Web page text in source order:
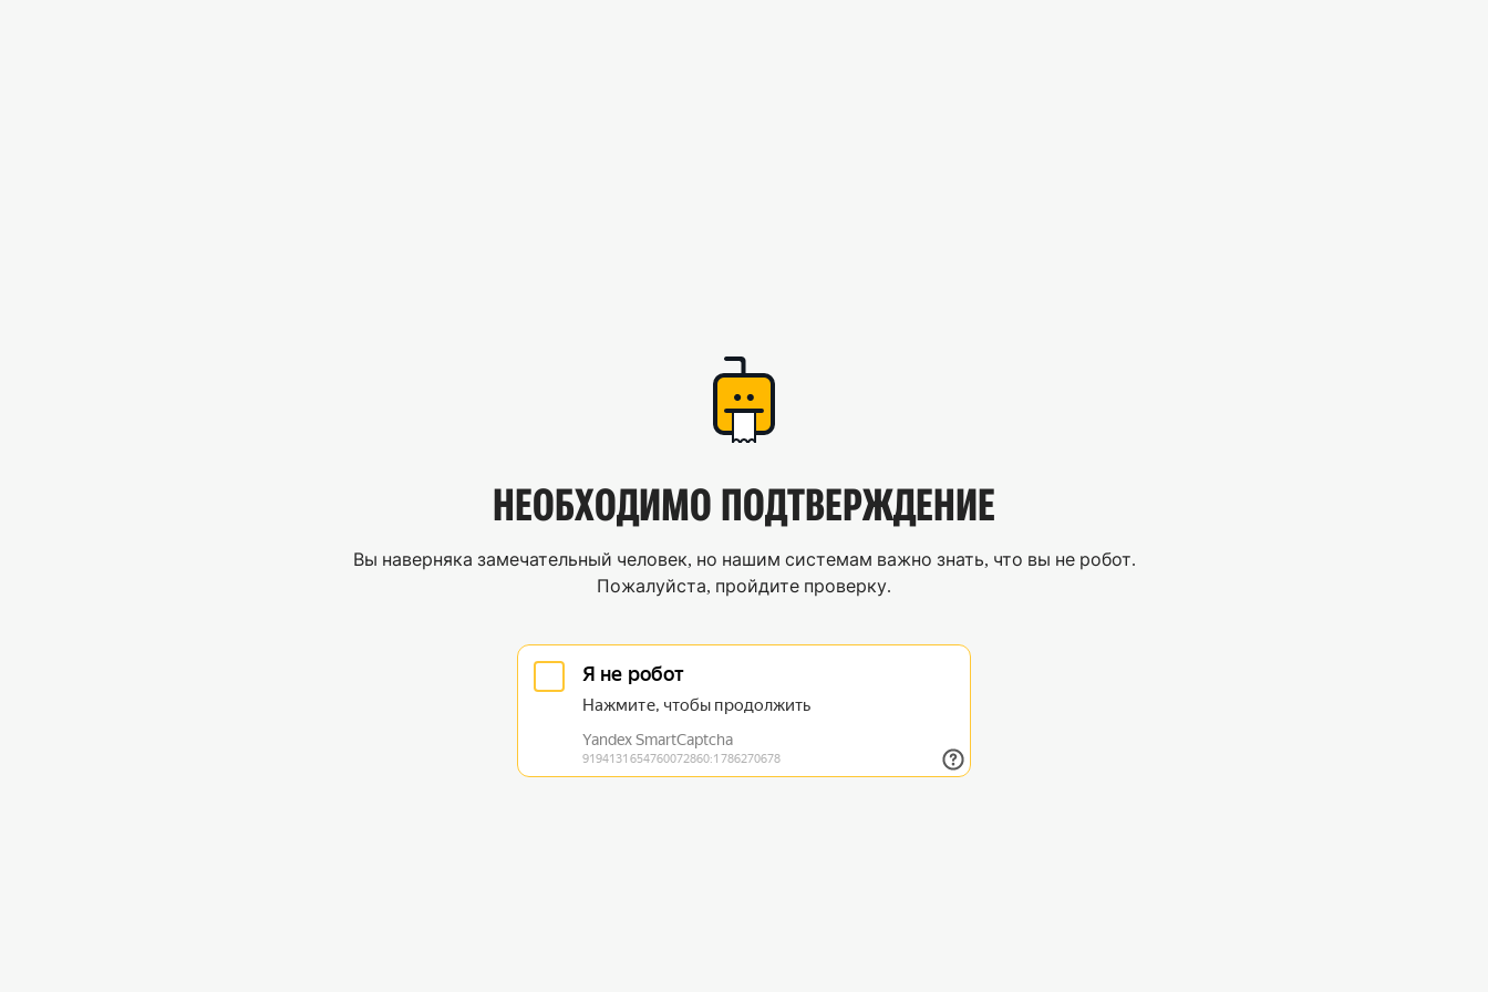
НЕОБХОДИМО ПОДТВЕРЖДЕНИЕ
Вы наверняка замечательный человек, но нашим системам важно знать, что вы не робот.
Пожалуйста, пройдите проверку.